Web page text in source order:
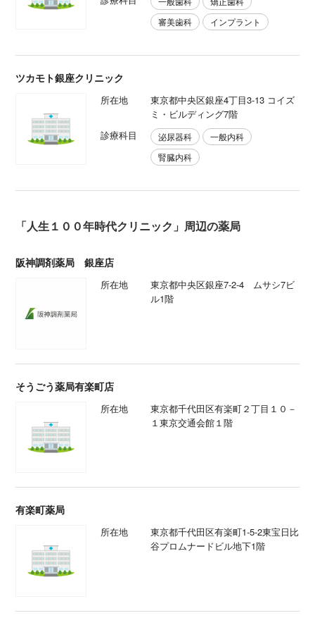
審美歯科
インプラント
ツカモト銀座クリニック
所在地
東京都中央区銀座4丁目3-13 コイズ
ミ・ビルディング7階
診療科目
泌尿器科
一般内科
腎臓内科
「人生１００年時代クリニック」周辺の薬局
阪神調剤薬局 銀座店
所在地
東京都中央区銀座7-2-4 ムサシ7ビ
ル1階
そうごう薬局有楽町店
所在地
東京都千代田区有楽町２丁目１０－
１東京交通会館１階
有楽町薬局
所在地
東京都千代田区有楽町1-5-2東宝日比
谷プロムナードビル地下1階